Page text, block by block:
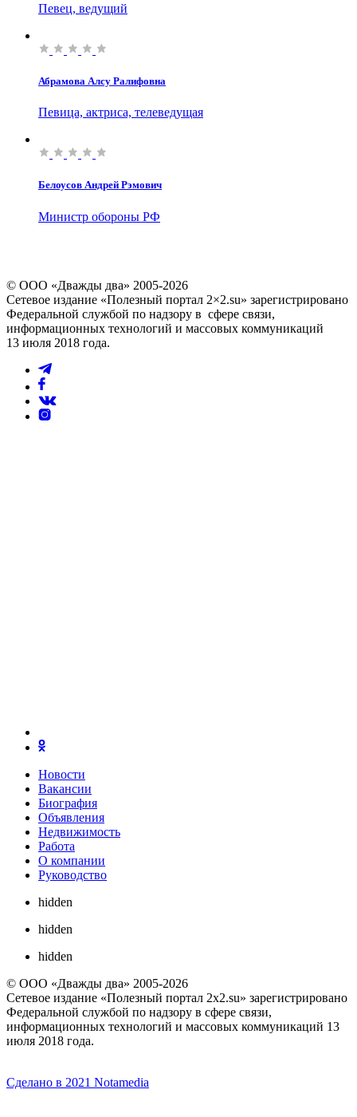
Певец, ведущий
Абрамова Алсу Ралифовна
Певица, актриса, телеведущая
Белоусов Андрей Рэмович
Министр обороны РФ
© ООО «Дважды два» 2005-2026
Сетевое издание «Полезный портал 2×2.su» зарегистрировано
Федеральной службой по надзору в сфере связи,
информационных технологий и массовых коммуникаций
13 июля 2018 года.
Новости
Вакансии
Биография
Объявления
Недвижимость
Работа
О компании
Руководство
hidden
hidden
hidden
© ООО «Дважды два» 2005-2026
Сетевое издание «Полезный портал 2x2.su» зарегистрировано
Федеральной службой по надзору в сфере связи,
информационных технологий и массовых коммуникаций 13
июля 2018 года.
Сделано в 2021 Notamedia